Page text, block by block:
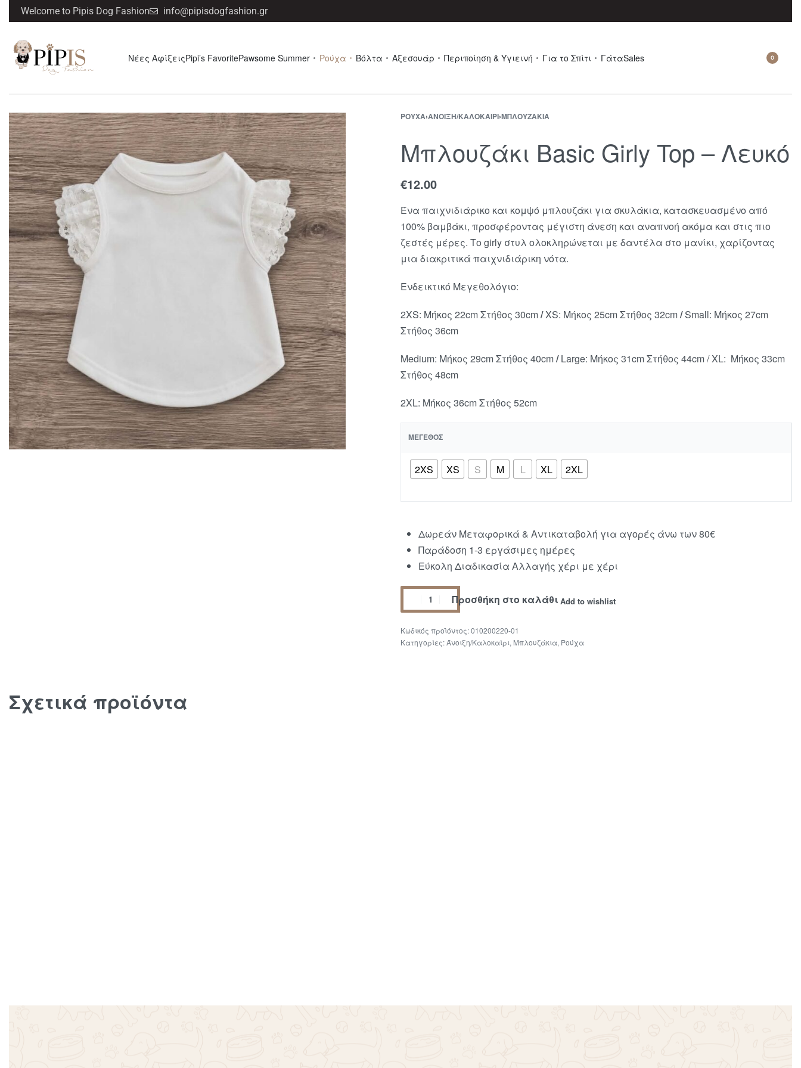
Welcome to Pipis Dog Fashion info@pipisdogfashion.gr
Νέες ΑφίξειςPipi’s FavoritePawsome Summer Ρούχα Βόλτα Αξεσουάρ Περιποίηση & Υγιεινή Για το Σπίτι ΓάταSales 0
ΡΟΎΧΑ›ΆΝΟΙΞΗ/ΚΑΛΟΚΑΊΡΙ›ΜΠΛΟΥΖΆΚΙΑ
Μπλουζάκι Basic Girly Top – Λευκό
€12.00
Ένα παιχνιδιάρικο και κομψό μπλουζάκι για σκυλάκια, κατασκευασμένο από
100% βαμβάκι, προσφέροντας μέγιστη άνεση και αναπνοή ακόμα και στις πιο
ζεστές μέρες. Το girly στυλ ολοκληρώνεται με δαντέλα στο μανίκι, χαρίζοντας
μια διακριτικά παιχνιδιάρικη νότα.
Ενδεικτικό Μεγεθολόγιο:
2XS: Μήκος 22cm Στήθος 30cm/XS: Μήκος 25cm Στήθος 32cm/Small: Μήκος 27cm
Στήθος 36cm
Medium: Μήκος 29cm Στήθος 40cm/Large: Μήκος 31cm Στήθος 44cm / XL: Μήκος 33cm
Στήθος 48cm
2XL: Μήκος 36cm Στήθος 52cm
ΜΈΓΕΘΟΣ
2XS XS S M L XL 2XL
Δωρεάν Μεταφορικά & Αντικαταβολή για αγορές άνω των 80€
Παράδοση 1-3 εργάσιμες ημέρες
Εύκολη Διαδικασία Αλλαγής χέρι με χέρι
Προσθήκη στο καλάθι Add to wishlist
010200220-01
Κατηγορίες:Άνοιξη/Καλοκαίρι, Μπλουζάκια, Ρούχα
Σχετικά προϊόντα
Επιλογή